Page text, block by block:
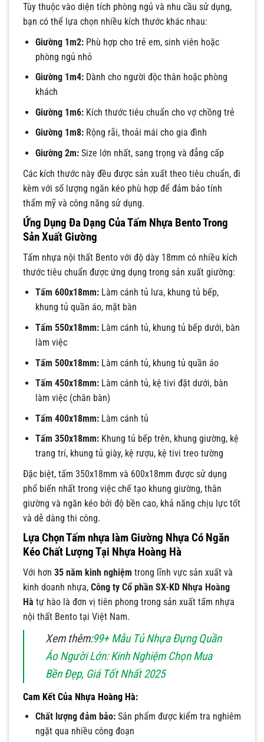
Tùy thuộc vào diện tích phòng ngủ và nhu cầu sử dụng,
bạn có thể lựa chọn nhiều kích thước khác nhau:
Giường 1m2:Phù hợp cho trẻ em, sinh viên hoặc
phòng ngủ nhỏ
Giường 1m4:Dành cho người độc thân hoặc phòng
khách
Giường 1m6:Kích thước tiêu chuẩn cho vợ chồng trẻ
Giường 1m8:Rộng rãi, thoải mái cho gia đình
Giường 2m:Size lớn nhất, sang trọng và đẳng cấp
Các kích thước này đều được sản xuất theo tiêu chuẩn, đi
kèm với số lượng ngăn kéo phù hợp để đảm bảo tính
thẩm mỹ và công năng sử dụng.
Ứng Dụng Đa Dạng Của Tấm Nhựa Bento Trong
Sản Xuất Giường
Tấm nhựa nội thất Bento với độ dày 18mm có nhiều kích
thước tiêu chuẩn được ứng dụng trong sản xuất giường:
Tấm 600x18mm:Làm cánh tủ lưa, khung tủ bếp,
khung tủ quần áo, mặt bàn
Tấm 550x18mm:Làm cánh tủ, khung tủ bếp dưới, bàn
làm việc
Tấm 500x18mm:Làm cánh tủ, khung tủ quần áo
Tấm 450x18mm:Làm cánh tủ, kệ tivi đặt dưới, bàn
làm việc (chân bàn)
Tấm 400x18mm:Làm cánh tủ
Tấm 350x18mm:Khung tủ bếp trên, khung giường, kệ
trang trí, khung tủ giày, kệ rượu, kệ tivi treo tường
Đặc biệt, tấm 350x18mm và 600x18mm được sử dụng
phổ biến nhất trong việc chế tạo khung giường, thân
giường và ngăn kéo bởi độ bền cao, khả năng chịu lực tốt
và dễ dàng thi công.
Lựa Chọn Tấm nhựa làm Giường Nhựa Có Ngăn
Kéo Chất Lượng Tại Nhựa Hoàng Hà
Với hơn 35 năm kinh nghiệm trong lĩnh vực sản xuất và
kinh doanh nhựa, Công ty Cổ phần SX-KD Nhựa Hoàng
Hà tự hào là đơn vị tiên phong trong sản xuất tấm nhựa
nội thất Bento tại Việt Nam.
Xem thêm:99+ Mẫu Tủ Nhựa Đựng Quần
Áo Người Lớn: Kinh Nghiệm Chọn Mua
Bền Đẹp, Giá Tốt Nhất 2025
Cam Kết Của Nhựa Hoàng Hà:
Chất lượng đảm bảo:Sản phẩm được kiểm tra nghiêm
ngặt qua nhiều công đoạn